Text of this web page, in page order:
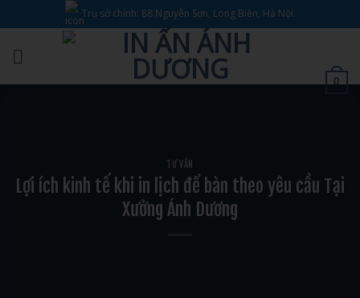
qua
nội
dung
Trụ sở chính: 88 Nguyễn Sơn, Long Biên, Hà Nội.
0
TƯ VẤN
Lợi ích kinh tế khi in lịch để bàn theo yêu cầu Tại
Xưởng Ánh Dương